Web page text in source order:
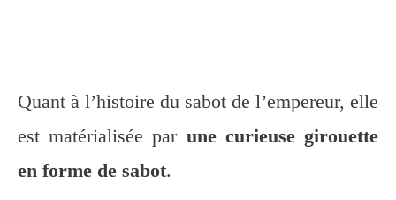
Quant à l’histoire du sabot de l’empereur, elle
est matérialisée par une curieuse girouette
en forme de sabot.